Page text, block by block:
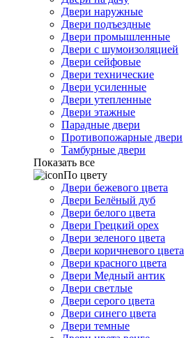
Двери наружные
Двери подъездные
Двери промышленные
Двери с шумоизоляцией
Двери сейфовые
Двери технические
Двери усиленные
Двери утепленные
Двери этажные
Парадные двери
Противопожарные двери
Тамбурные двери
Показать все
По цвету
Двери бежевого цвета
Двери Белёный дуб
Двери белого цвета
Двери Грецкий орех
Двери зеленого цвета
Двери коричневого цвета
Двери красного цвета
Двери Медный антик
Двери светлые
Двери серого цвета
Двери синего цвета
Двери темные